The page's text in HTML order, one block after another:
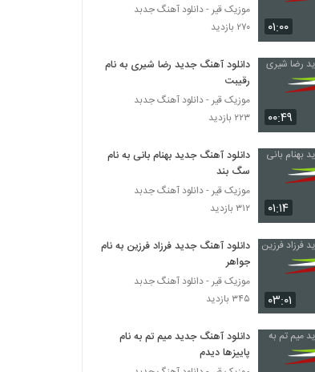
دانلود آهنگ جدید و زیبای شاهرخ اینانلو با نام
حال دلم
۲۳۶ بازدید
دانلود آهنگ کنار من باش از هومن اسماعیل زاده
۲۷۰ بازدید
Kian Saeidi Chi Migi
۲۳۰ بازدید
دانلود آهنگ اینم یه تقدیره از سقا مسلمی
Masoud Zeynalpour Zadi Pas
۲۱۸ بازدید
دانلود آهنگ دلهره از سیامک مدرسی
۱۹۹ بازدید
۰۱:۰۰
موزیک قیر - دانلود آهنگ جدبد
۲۷۰ بازدید
۰۰:۴۹
دانلود آهنگ جدید رضا شیری به نام
رقیبت
موزیک قیر - دانلود آهنگ جدبد
۲۲۳ بازدید
۰۱:۱۴
دانلود آهنگ جدید بهنام بانی به نام
سگ بند
موزیک قیر - دانلود آهنگ جدبد
۳۱۲ بازدید
۰۳:۰۱
دانلود آهنگ جدید فرزاد فرزین به نام
جواهر
موزیک قیر - دانلود آهنگ جدبد
۳۴۵ بازدید
دانلود آهنگ جدید میم تم به نام
پاییزها دیدم